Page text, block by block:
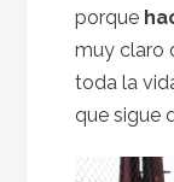
porque
muy claro
toda la
que sigue